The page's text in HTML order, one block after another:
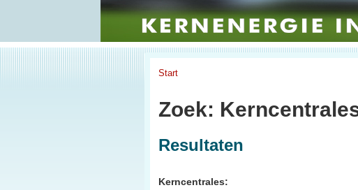
Start
Zoek:
Resultaten
Kerncentrales: